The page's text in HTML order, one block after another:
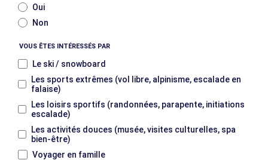
Oui
Non
VOUS ÊTES INTÉRESSÉS PAR
Le ski / snowboard
Les sports extrêmes (vol libre, alpinisme, escalade en
falaise)
Les loisirs sportifs (randonnées, parapente, initiations
escalade)
Les activités douces (musée, visites culturelles, spa
bien-être)
Voyager en famille